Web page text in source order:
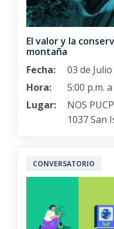
El valor y la
montaña
Fecha:
03 de
Hora:
5:00 p.m.
Lugar:
NOS
1037 San
CONVERSATORIO